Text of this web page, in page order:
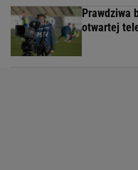
Prawdziwa
otwartej